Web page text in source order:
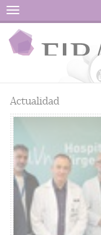
Menu
Actualidad